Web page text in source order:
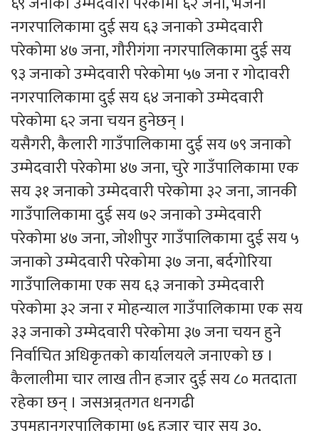
नगरपालिकामा दुई सय ६३ जनाको उम्मेदवारी
परेकोमा ४७ जना, गौरीगंगा नगरपालिकामा दुई सय
९३ जनाको उम्मेदवारी परेकोमा ५७ जना र गोदावरी
नगरपालिकामा दुई सय ६४ जनाको उम्मेदवारी
परेकोमा ६२ जना चयन हुनेछन् ।
यसैगरी, कैलारी गाउँपालिकामा दुई सय ७९ जनाको
उम्मेदवारी परेकोमा ४७ जना, चुरे गाउँपालिकामा एक
सय ३१ जनाको उम्मेदवारी परेकोमा ३२ जना, जानकी
गाउँपालिकामा दुई सय ७२ जनाको उम्मेदवारी
परेकोमा ४७ जना, जोशीपुर गाउँपालिकामा दुई सय ५
जनाको उम्मेदवारी परेकोमा ३७ जना, बर्दगोरिया
गाउँपालिकामा एक सय ६३ जनाको उम्मेदवारी
परेकोमा ३२ जना र मोहन्याल गाउँपालिकामा एक सय
३३ जनाको उम्मेदवारी परेकोमा ३७ जना चयन हुने
निर्वाचित अधिकृतको कार्यालयले जनाएको छ ।
कैलालीमा चार लाख तीन हजार दुई सय ८० मतदाता
रहेका छन् । जसअन्र्तगत धनगढी